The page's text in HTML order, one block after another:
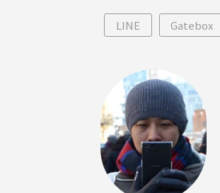
LINE Gatebox